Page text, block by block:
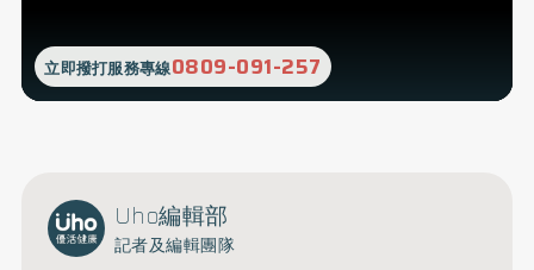
立即撥打服務專線0809-091-257
Uho編輯部
記者及編輯團隊